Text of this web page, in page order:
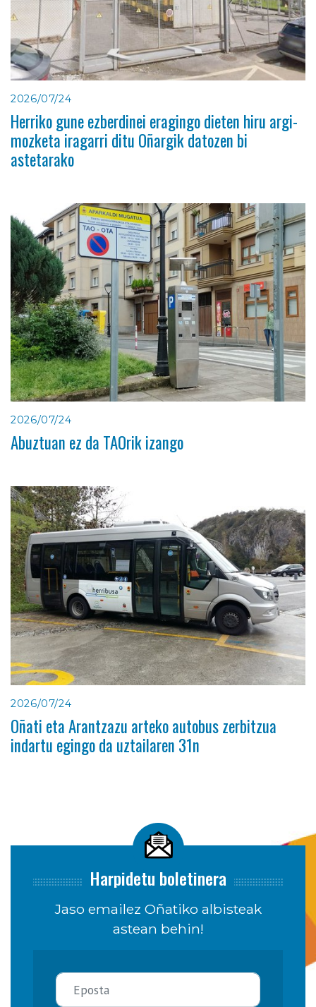
2026/07/24
Herriko gune ezberdinei eragingo dieten hiru argi-
mozketa iragarri ditu Oñargik datozen bi
astetarako
2026/07/24
Abuztuan ez da TAOrik izango
2026/07/24
Oñati eta Arantzazu arteko autobus zerbitzua
indartu egingo da uztailaren 31n
Harpidetu boletinera
Jaso emailez Oñatiko albisteak
astean behin!